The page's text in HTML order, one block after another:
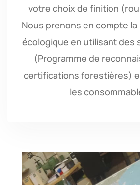
votre choix de finition
Nous prenons en compte
écologique en utilisant des
(Programme de
certifications forestières)
les